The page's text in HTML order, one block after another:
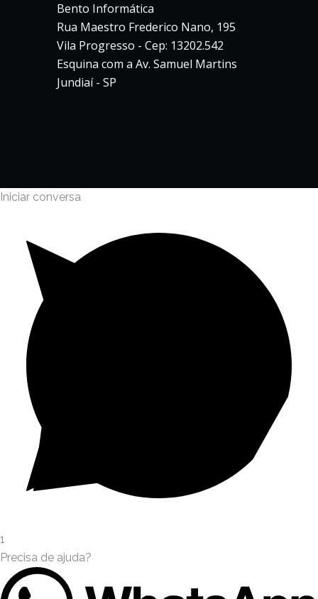
Bento Informática
Rua Maestro Frederico Nano, 195
Vila Progresso - Cep: 13202.542
Esquina com a Av. Samuel Martins
Jundiaí - SP
Iniciar conversa
1
Precisa de ajuda?